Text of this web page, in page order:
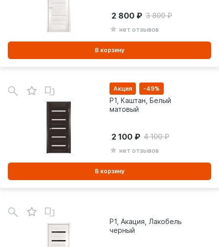
нет отзывов
2 800 3 800
В корзину
Акция -49%
P1, Каштан, Белый
матовый
нет отзывов
2 100 4 100
В корзину
P1, Акация, Лакобель
черный